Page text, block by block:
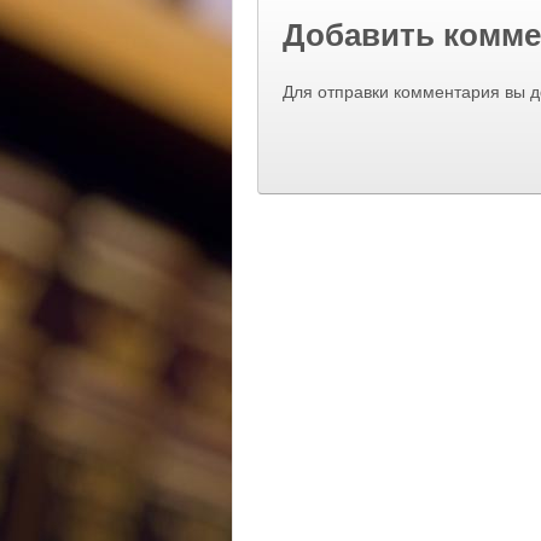
Добавить
Для отправки комментария вы